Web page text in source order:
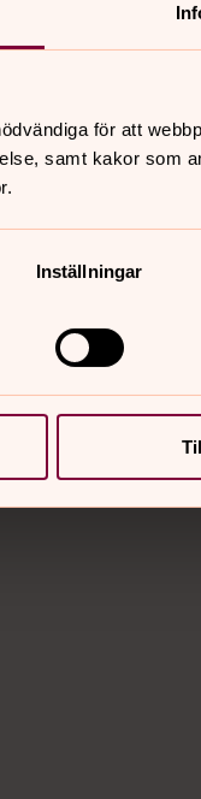
för att
samt kakor som
Inställningar